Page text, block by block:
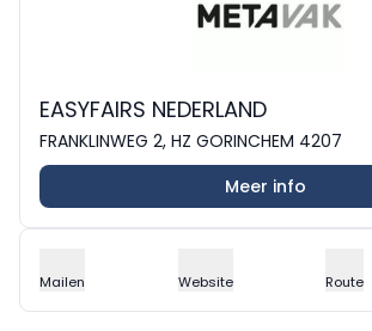
EASYFAIRS NEDERLAND
FRANKLINWEG 2, HZ GORINCHEM 4207
Meer info
Mailen Website Route